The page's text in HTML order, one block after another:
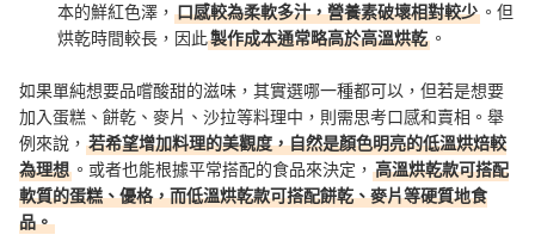
本的鮮紅色澤， 口感較為柔軟多汁，營養素破壞相對較少 。但
烘乾時間較長，因此製作成本通常略高於高溫烘乾 。
如果單純想要品嚐酸甜的滋味，其實選哪一種都可以，但若是想要
加入蛋糕、餅乾、麥片、沙拉等料理中，則需思考口感和賣相。舉
例來說， 若希望增加料理的美觀度，自然是顏色明亮的低溫烘焙較
為理想 。或者也能根據平常搭配的食品來決定， 高溫烘乾款可搭配
軟質的蛋糕、優格，而低溫烘乾款可搭配餅乾、麥片等硬質地食
品。